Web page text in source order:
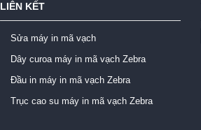
LIÊN KẾT
Sửa máy in mã vạch
Dây curoa máy in mã vạch Zebra
Đầu in máy in mã vạch Zebra
Trục cao su máy in mã vạch Zebra